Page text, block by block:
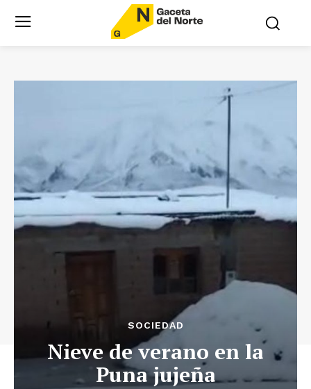
SOCIEDAD
Nieve de verano en la
Puna jujeña